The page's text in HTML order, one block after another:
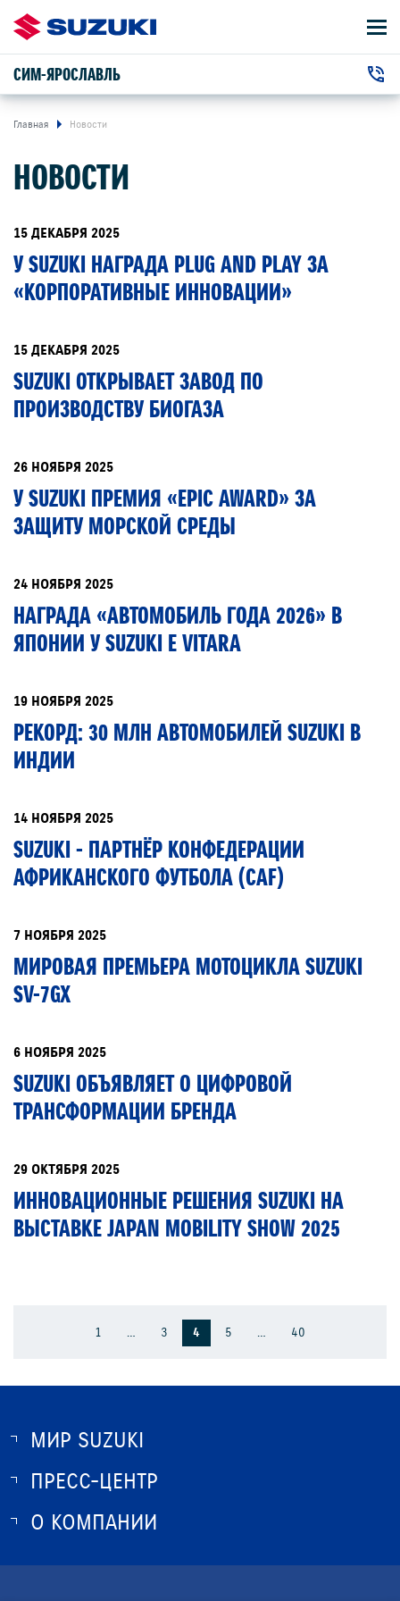
СИМ-ЯРОСЛАВЛЬ
г. Ярославль, Полушкина Роща улица, 21
АВТОМОБИЛИ
ВЛАДЕЛЬЦАМ
О КОМПАНИИ
КОНТАКТЫ
НОВОСТИ
Главная Новости
НОВОСТИ
15 ДЕКАБРЯ 2025
У SUZUKI НАГРАДА PLUG AND PLAY ЗА
«КОРПОРАТИВНЫЕ ИННОВАЦИИ»
15 ДЕКАБРЯ 2025
SUZUKI ОТКРЫВАЕТ ЗАВОД ПО
ПРОИЗВОДСТВУ БИОГАЗА
26 НОЯБРЯ 2025
У SUZUKI ПРЕМИЯ «EPIC AWARD» ЗА
ЗАЩИТУ МОРСКОЙ СРЕДЫ
24 НОЯБРЯ 2025
НАГРАДА «АВТОМОБИЛЬ ГОДА 2026» В
ЯПОНИИ У SUZUKI E VITARA
19 НОЯБРЯ 2025
РЕКОРД: 30 МЛН АВТОМОБИЛЕЙ SUZUKI В
ИНДИИ
14 НОЯБРЯ 2025
SUZUKI - ПАРТНЁР КОНФЕДЕРАЦИИ
АФРИКАНСКОГО ФУТБОЛА (CAF)
7 НОЯБРЯ 2025
МИРОВАЯ ПРЕМЬЕРА МОТОЦИКЛА SUZUKI
SV-7GX
6 НОЯБРЯ 2025
SUZUKI ОБЪЯВЛЯЕТ О ЦИФРОВОЙ
ТРАНСФОРМАЦИИ БРЕНДА
29 ОКТЯБРЯ 2025
ИННОВАЦИОННЫЕ РЕШЕНИЯ SUZUKI НА
ВЫСТАВКЕ JAPAN MOBILITY SHOW 2025
1 … 3 4 5 … 40
МИР SUZUKI
О SUZUKI
ПРЕСС-ЦЕНТР
НОВОСТИ
О КОМПАНИИ